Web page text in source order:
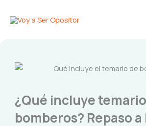
¿Qué incluye
bomberos? Repaso a